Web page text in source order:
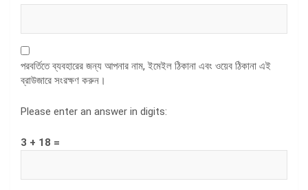
পরবর্তিতে ব্যবহারের জন্য আপনার নাম, ইমেইল ঠিকানা এবং ওয়েব ঠিকানা এই
ব্রাউজারে সংরক্ষণ করুন।
Please enter an answer in digits:
3 + 18 =